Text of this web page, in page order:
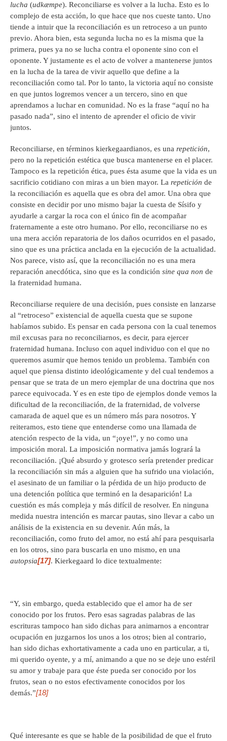
lucha (udkæmpe). Reconciliarse es volver a la lucha. Esto es lo
complejo de esta acción, lo que hace que nos cueste tanto. Uno
tiende a intuir que la reconciliación es un retroceso a un punto
previo. Ahora bien, esta segunda lucha no es la misma que la
primera, pues ya no se lucha contra el oponente sino con el
oponente. Y justamente es el acto de volver a mantenerse juntos
en la lucha de la tarea de vivir aquello que define a la
reconciliación como tal. Por lo tanto, la victoria aquí no consiste
en que juntos logremos vencer a un tercero, sino en que
aprendamos a luchar en comunidad. No es la frase “aquí no ha
pasado nada”, sino el intento de aprender el oficio de vivir
juntos.
Reconciliarse, en términos kierkegaardianos, es una repetición,
pero no la repetición estética que busca mantenerse en el placer.
Tampoco es la repetición ética, pues ésta asume que la vida es un
sacrificio cotidiano con miras a un bien mayor. La repetición de
la reconciliación es aquella que es obra del amor. Una obra que
consiste en decidir por uno mismo bajar la cuesta de Sísifo y
ayudarle a cargar la roca con el único fin de acompañar
fraternamente a este otro humano. Por ello, reconciliarse no es
una mera acción reparatoria de los daños ocurridos en el pasado,
sino que es una práctica anclada en la ejecución de la actualidad.
Nos parece, visto así, que la reconciliación no es una mera
reparación anecdótica, sino que es la condición sine qua non de
la fraternidad humana.
Reconciliarse requiere de una decisión, pues consiste en lanzarse
al “retroceso” existencial de aquella cuesta que se supone
habíamos subido. Es pensar en cada persona con la cual tenemos
mil excusas para no reconciliarnos, es decir, para ejercer
fraternidad humana. Incluso con aquel individuo con el que no
queremos asumir que hemos tenido un problema. También con
aquel que piensa distinto ideológicamente y del cual tendemos a
pensar que se trata de un mero ejemplar de una doctrina que nos
parece equivocada. Y es en este tipo de ejemplos donde vemos la
dificultad de la reconciliación, de la fraternidad, de volverse
camarada de aquel que es un número más para nosotros. Y
reiteramos, esto tiene que entenderse como una llamada de
atención respecto de la vida, un “¡oye!”, y no como una
imposición moral. La imposición normativa jamás logrará la
reconciliación. ¡Qué absurdo y grotesco sería pretender predicar
la reconciliación sin más a alguien que ha sufrido una violación,
el asesinato de un familiar o la pérdida de un hijo producto de
una detención política que terminó en la desaparición! La
cuestión es más compleja y más difícil de resolver. En ninguna
medida nuestra intención es marcar pautas, sino llevar a cabo un
análisis de la existencia en su devenir. Aún más, la
reconciliación, como fruto del amor, no está ahí para pesquisarla
en los otros, sino para buscarla en uno mismo, en una
autopsia[17]. Kierkegaard lo dice textualmente:
“Y, sin embargo, queda establecido que el amor ha de ser
conocido por los frutos. Pero esas sagradas palabras de las
escrituras tampoco han sido dichas para animarnos a encontrar
ocupación en juzgarnos los unos a los otros; bien al contrario,
han sido dichas exhortativamente a cada uno en particular, a ti,
mi querido oyente, y a mí, animando a que no se deje uno estéril
su amor y trabaje para que éste pueda ser conocido por los
frutos, sean o no estos efectivamente conocidos por los
demás.”[18]
Qué interesante es que se hable de la posibilidad de que el fruto